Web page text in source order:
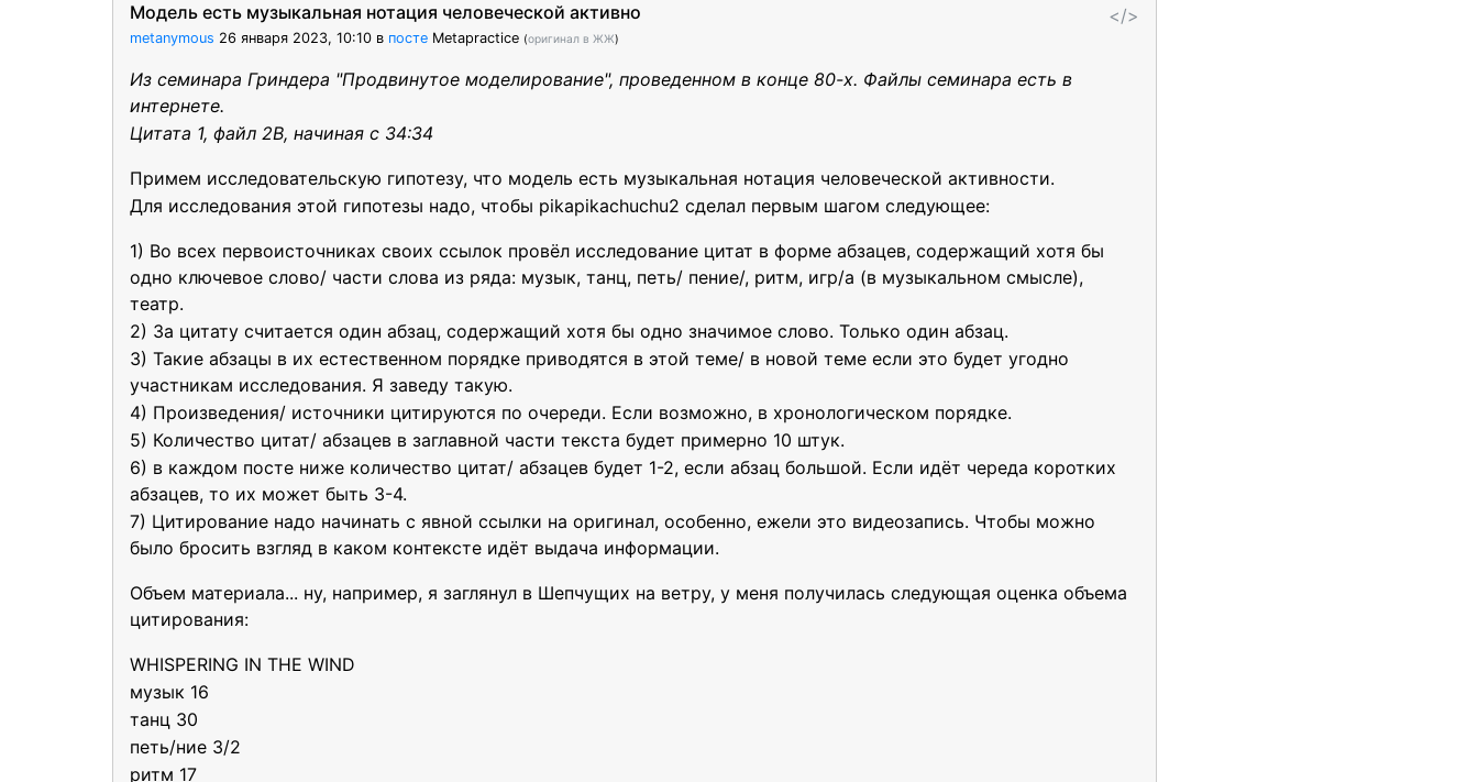
</>
Модель есть музыкальная нотация человеческой активно
metanymous 26 января 2023, 10:10 в посте Metapractice (оригинал в ЖЖ)
Из семинара Гриндера "Продвинутое моделирование", проведенном в конце 80-х. Файлы семинара есть в
интернете.
Цитата 1, файл 2B, начиная с 34:34
Примем исследовательскую гипотезу, что модель есть музыкальная нотация человеческой активности.
Для исследования этой гипотезы надо, чтобы pikapikachuchu2 сделал первым шагом следующее:
1) Во всех первоисточниках своих ссылок провёл исследование цитат в форме абзацев, содержащий хотя бы
одно ключевое слово/ части слова из ряда: музык, танц, петь/ пение/, ритм, игр/а (в музыкальном смысле),
театр.
2) За цитату считается один абзац, содержащий хотя бы одно значимое слово. Только один абзац.
3) Такие абзацы в их естественном порядке приводятся в этой теме/ в новой теме если это будет угодно
участникам исследования. Я заведу такую.
4) Произведения/ источники цитируются по очереди. Если возможно, в хронологическом порядке.
5) Количество цитат/ абзацев в заглавной части текста будет примерно 10 штук.
6) в каждом посте ниже количество цитат/ абзацев будет 1-2, если абзац большой. Если идёт череда коротких
абзацев, то их может быть 3-4.
7) Цитирование надо начинать с явной ссылки на оригинал, особенно, ежели это видеозапись. Чтобы можно
было бросить взгляд в каком контексте идёт выдача информации.
Объем материала... ну, например, я заглянул в Шепчущих на ветру, у меня получилась следующая оценка объема
цитирования:
WHISPERING IN THE WIND
музык 16
танц 30
петь/ние 3/2
ритм 17